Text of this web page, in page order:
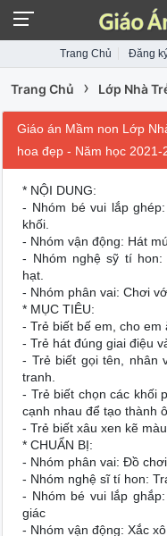
Trang Chủ Đăng
Trang Chủ › Lớp Nhà
Giáo án Mầm non Lớp
hoa đẹp - Năm học
* NỘI DUNG:
- Nhóm bé vui lắp
khối.
- Nhóm vận động: Hát
- Nhóm nghệ sỹ tí hon:
hạt.
- Nhóm phân vai: Chơi
* MỤC TIÊU:
- Trẻ biết bế em, cho em
- Trẻ hát đúng giai điệu
- Trẻ biết gọi tên, nhân
tranh.
- Trẻ biết chọn các khối
cạnh nhau để tạo thành
- Trẻ biết xâu xen kẽ màu.
* CHUẨN BỊ:
- Nhóm phân vai: Đồ
- Nhóm nghệ sĩ tí hon:
- Nhóm bé vui lắp
giác
- Nhóm vận động: Xắc xô